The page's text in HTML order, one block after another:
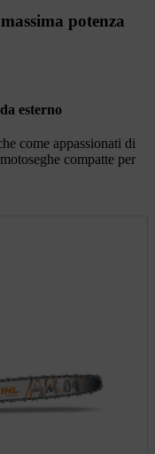
potenza
esterno
come appassionati di
compatte per